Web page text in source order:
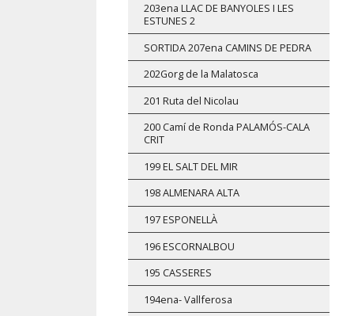
203ena LLAC DE BANYOLES I LES
ESTUNES 2
SORTIDA 207ena CAMINS DE PEDRA
202Gorg de la Malatosca
201 Ruta del Nicolau
200 Camí de Ronda PALAMÓS-CALA
CRIT
199 EL SALT DEL MIR
198 ALMENARA ALTA
197 ESPONELLÀ
196 ESCORNALBOU
195 CASSERES
194ena- Vallferosa